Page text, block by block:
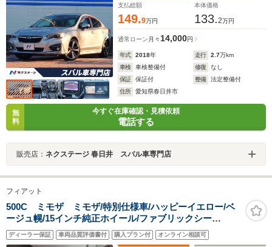
支払総額
149.9万円
本体価格
133.2万円
通常ローン 月々14,000円
年式 2018年 走行 2.7万km
車検
車検整備付 修復
なし
保証
保証付 整備
法定整備付
住所
愛知県春日井市
無
料
今すぐ在庫確認・見積依頼
電話する
販売店： ネクステージ 春日井 スバル車専門店
フィアット
500C ミモザ ミモザ/特別仕様車/ハッピーイエロー/ベ
ージュ幌/15インチ純正ホイール/ファブリックシー
ト/ETC/純正AWあり
ディーラー保証 車両品質評価書付 購入プラン付 オンライン相談可